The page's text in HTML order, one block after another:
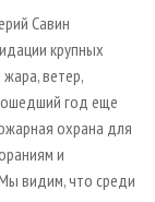
Савин
крупных
ветер,
год еще
охрана для
и
видим, что среди